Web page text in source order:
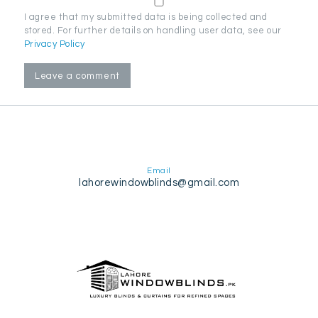
I agree that my submitted data is being collected and
stored. For further details on handling user data, see our
Privacy Policy
Email
lahorewindowblinds@gmail.com